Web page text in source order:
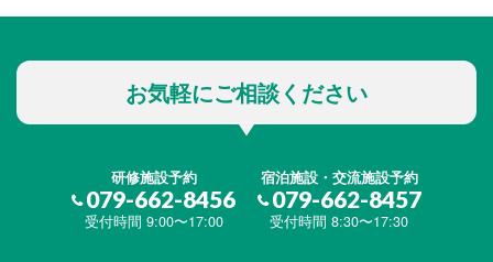
お気軽にご相談ください
研修施設予約
079-662-8456
受付時間 9:00〜17:00
宿泊施設・交流施設予約
079-662-8457
受付時間 8:30〜17:30